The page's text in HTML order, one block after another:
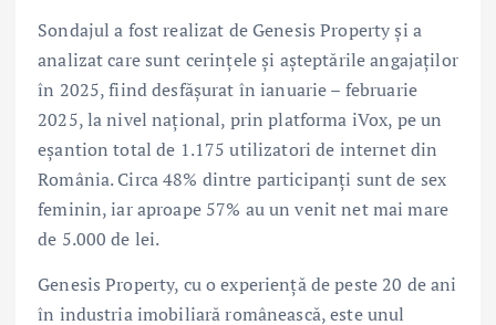
Sondajul a fost realizat de Genesis Property și a
analizat care sunt cerințele și așteptările angajaților
în 2025, fiind desfășurat în ianuarie – februarie
2025, la nivel național, prin platforma iVox, pe un
eșantion total de 1.175 utilizatori de internet din
România. Circa 48% dintre participanți sunt de sex
feminin, iar aproape 57% au un venit net mai mare
de 5.000 de lei.
Genesis Property, cu o experiență de peste 20 de ani
în industria imobiliară românească, este unul